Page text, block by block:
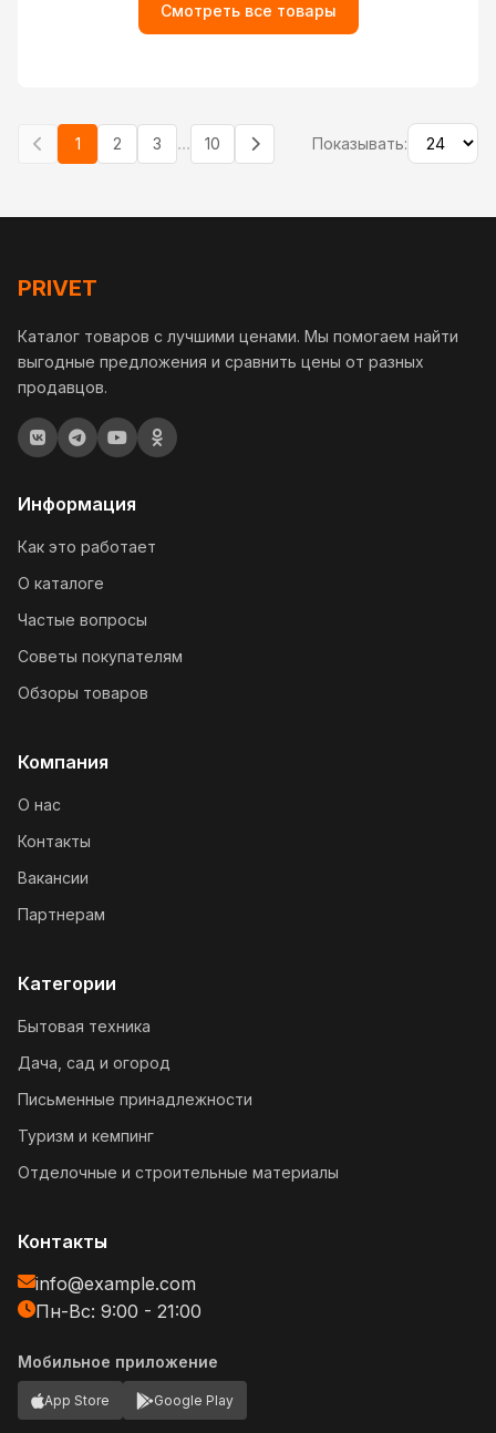
Смотреть все товары
1 2 3 ... 10 Показывать:
PRIVET
Каталог товаров с лучшими ценами. Мы помогаем найти
выгодные предложения и сравнить цены от разных
продавцов.
Информация
Как это работает
О каталоге
Частые вопросы
Советы покупателям
Обзоры товаров
Компания
О нас
Контакты
Вакансии
Партнерам
Категории
Бытовая техника
Дача, сад и огород
Письменные принадлежности
Туризм и кемпинг
Отделочные и строительные материалы
Контакты
info@example.com
Пн-Вс: 9:00 - 21:00
Мобильное приложение
App Store Google Play